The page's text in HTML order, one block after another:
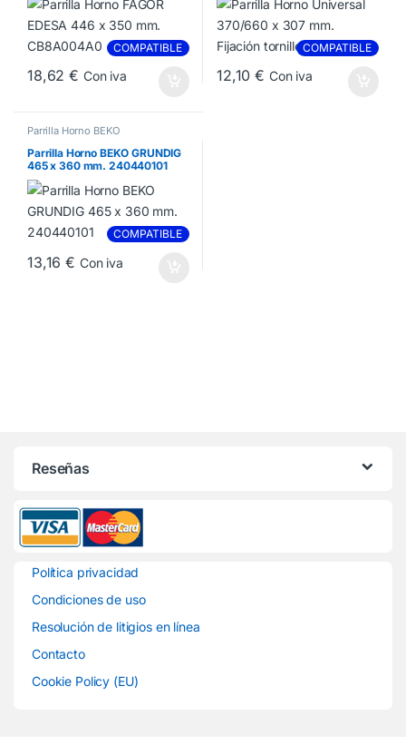
COMPATIBLE
18,62€ Con iva
COMPATIBLE
12,10€ Con iva
Parrilla Horno BEKO
Parrilla Horno BEKO GRUNDIG
465 x 360 mm. 240440101
COMPATIBLE
13,16€ Con iva
Reseñas
Política privacidad
Condiciones de uso
Resolución de litigios en línea
Contacto
Cookie Policy (EU)